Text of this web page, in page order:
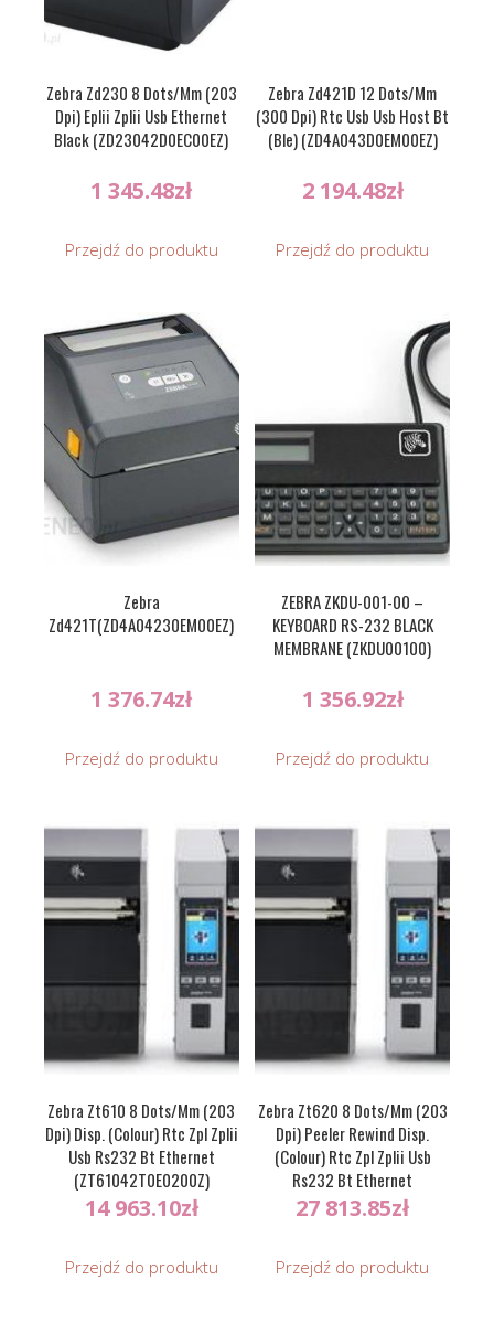
Zebra Zd230 8 Dots/Mm (203
Dpi) Eplii Zplii Usb Ethernet
Black (ZD23042D0EC00EZ)
1 345.48zł
Przejdź do produktu
Zebra Zd421D 12 Dots/Mm
(300 Dpi) Rtc Usb Usb Host Bt
(Ble) (ZD4A043D0EM00EZ)
2 194.48zł
Przejdź do produktu
Zebra
Zd421T(ZD4A04230EM00EZ)
1 376.74zł
Przejdź do produktu
ZEBRA ZKDU-001-00 –
KEYBOARD RS-232 BLACK
MEMBRANE (ZKDU00100)
1 356.92zł
Przejdź do produktu
Zebra Zt610 8 Dots/Mm (203
Dpi) Disp. (Colour) Rtc Zpl Zplii
Usb Rs232 Bt Ethernet
(ZT61042T0E0200Z)
14 963.10zł
Przejdź do produktu
Zebra Zt620 8 Dots/Mm (203
Dpi) Peeler Rewind Disp.
(Colour) Rtc Zpl Zplii Usb
Rs232 Bt Ethernet
(ZT62062T2E0200Z)
27 813.85zł
Przejdź do produktu